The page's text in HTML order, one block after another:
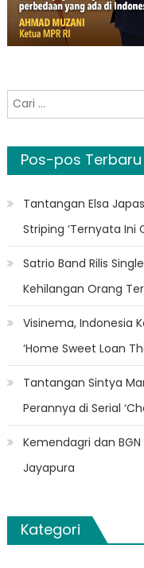
Cari
untuk:
Pos-pos Terbaru
Tantangan Elsa
Striping ‘Ternyata Ini
Satrio Band Rilis
Kehilangan Orang
Visinema, Indonesia
‘Home Sweet Loan
Tantangan Sintya
Perannya di Serial
Kemendagri dan
Jayapura
Kategori